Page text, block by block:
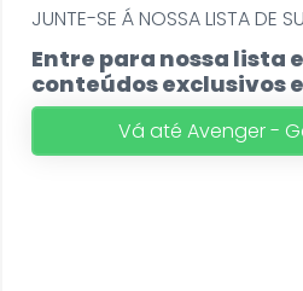
JUNTE-SE Á NOSSA LISTA DE
Entre para nossa lista
conteúdos exclusivos
Vá até Avenger -